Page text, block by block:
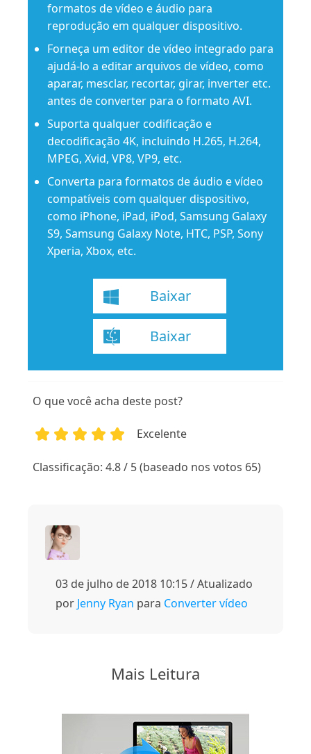
formatos de vídeo e áudio para
reprodução em qualquer dispositivo.
Forneça um editor de vídeo integrado para
ajudá-lo a editar arquivos de vídeo, como
aparar, mesclar, recortar, girar, inverter etc.
antes de converter para o formato AVI.
Suporta qualquer codificação e
decodificação 4K, incluindo H.265, H.264,
MPEG, Xvid, VP8, VP9, ​​etc.
Converta para formatos de áudio e vídeo
compatíveis com qualquer dispositivo,
como iPhone, iPad, iPod, Samsung Galaxy
S9, Samsung Galaxy Note, HTC, PSP, Sony
Xperia, Xbox, etc.
Baixar
Baixar
O que você acha deste post?
Excelente
Classificação: 4.8 / 5 (baseado nos votos 65)
03 de julho de 2018 10:15 / Atualizado
por Jenny Ryan para Converter vídeo
Mais Leitura